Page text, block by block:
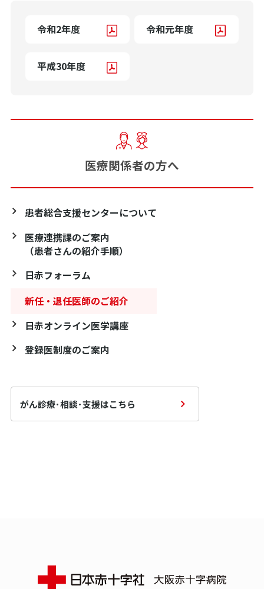
令和2年度 令和元年度
平成30年度
医療関係者の方へ
患者総合支援センターについて
医療連携課のご案内
（患者さんの紹介手順）
日赤フォーラム
新任・退任医師のご紹介
日赤オンライン医学講座
登録医制度のご案内
がん診療･相談･支援はこちら